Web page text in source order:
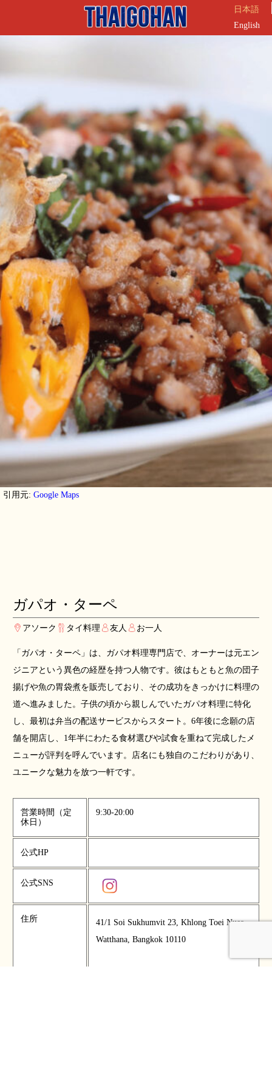
English
日本語
引用元: Google Maps
ガパオ・ターペ
アソーク タイ料理 友人 お一人
「ガパオ・ターペ」は、ガパオ料理専門店で、オーナーは元エン
ジニアという異色の経歴を持つ人物です。彼はもともと魚の団子
揚げや魚の胃袋煮を販売しており、その成功をきっかけに料理の
道へ進みました。子供の頃から親しんでいたガパオ料理に特化
し、最初は弁当の配送サービスからスタート。6年後に念願の店
舗を開店し、1年半にわたる食材選びや試食を重ねて完成したメ
ニューが評判を呼んでいます。店名にも独自のこだわりがあり、
ユニークな魅力を放つ一軒です。
営業時間（定
休日）
9:30-20:00
公式HP
公式SNS
住所
41/1 Soi Sukhumvit 23, Khlong Toei Nuea,
Watthana, Bangkok 10110